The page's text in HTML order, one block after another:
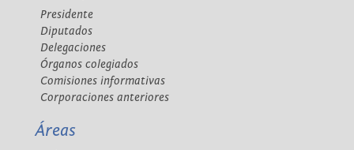
Presidente
Diputados
Delegaciones
Órganos colegiados
Comisiones informativas
Corporaciones anteriores
Áreas